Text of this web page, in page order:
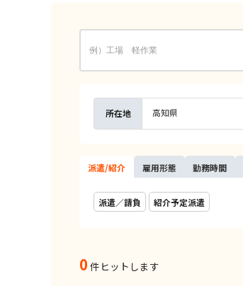
所在地 高知県
派遣/紹介 雇用形態 勤務時間
派遣／請負 紹介予定派遣
0 件ヒットします